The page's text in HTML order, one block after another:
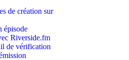
de création sur
épisode
Riverside.fm
de vérification